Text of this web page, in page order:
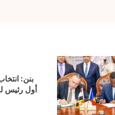
بنن:
أول رئيس